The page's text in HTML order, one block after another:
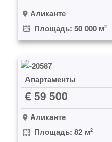
Аликанте
Площадь: 50 000 м2
Апартаменты
€ 59 500
Аликанте
Площадь: 82 м2